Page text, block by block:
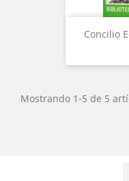
Concilio
Mostrando 1-5 de 5